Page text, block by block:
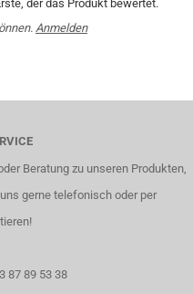
der das Produkt bewertet.
Anmelden
Beratung zu unseren Produkten,
gerne telefonisch oder per
87 89 53 38